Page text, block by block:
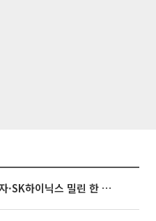
[베스트&워스트] 삼성전자·SK하이닉스 밀린 한 주…상상인증권은 85% 급등